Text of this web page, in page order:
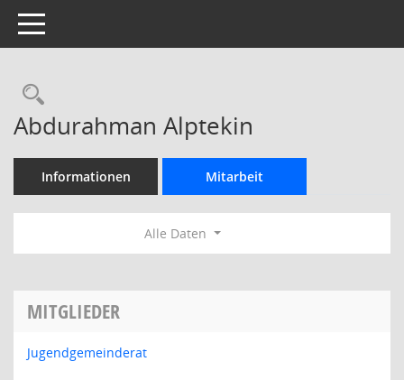
Toggle navigation
Rechercheauswahl
Abdurahman Alptekin
Informationen Mitarbeit
Alle Daten
MITGLIEDER
Jugendgemeinderat